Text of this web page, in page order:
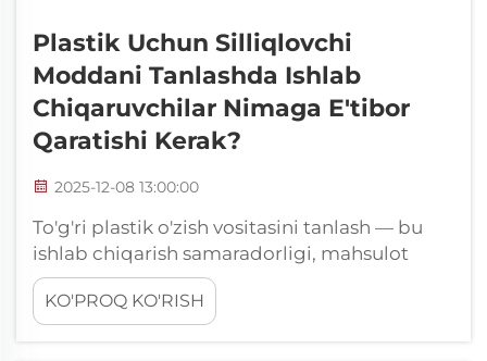
Plastik Uchun Silliqlovchi
Moddani Tanlashda Ishlab
Chiqaruvchilar Nimaga E'tibor
Qaratishi Kerak?
2025-12-08 13:00:00
To'g'ri plastik o'zish vositasini tanlash — bu
ishlab chiqarish samaradorligi, mahsulot
sifati va umumiy ishlab chiqarish xarajatlariga
sezilarli ta'sir qiladigan hal etuvchi qaror
hisoblanadi. Zamonaviy ishlab chiqarish
KO'PROQ KO'RISH